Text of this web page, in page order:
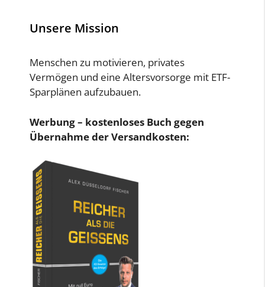
Unsere Mission
Menschen zu motivieren, privates
Vermögen und eine Altersvorsorge mit ETF-
Sparplänen aufzubauen.
Werbung – kostenloses Buch gegen
Übernahme der Versandkosten: